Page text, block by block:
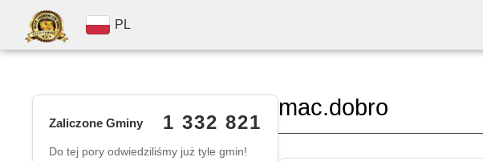
PL
Zaliczone Gminy 1 332 821
Do tej pory odwiedziliśmy już tyle gmin!
mac.dobro